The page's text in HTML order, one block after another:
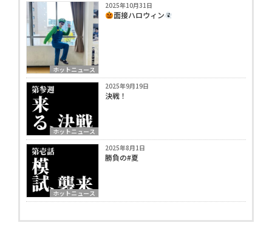
ホットニュース
2025年10月31日
面接ハロウィン
ホットニュース
2025年9月19日
決戦！
ホットニュース
2025年8月1日
勝負の#夏